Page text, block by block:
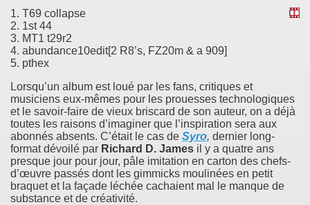
1. T69 collapse
2. 1st 44
3. MT1 t29r2
4. abundance10edit[2 R8’s, FZ20m & a 909]
5. pthex
Lorsqu’un album est loué par les fans, critiques et
musiciens eux-mêmes pour les prouesses technologiques
et le savoir-faire de vieux briscard de son auteur, on a déjà
toutes les raisons d’imaginer que l’inspiration sera aux
abonnés absents. C’était le cas de Syro, dernier long-
format dévoilé par Richard D. James il y a quatre ans
presque jour pour jour, pâle imitation en carton des chefs-
d’œuvre passés dont les gimmicks moulinées en petit
braquet et la façade léchée cachaient mal le manque de
substance et de créativité.